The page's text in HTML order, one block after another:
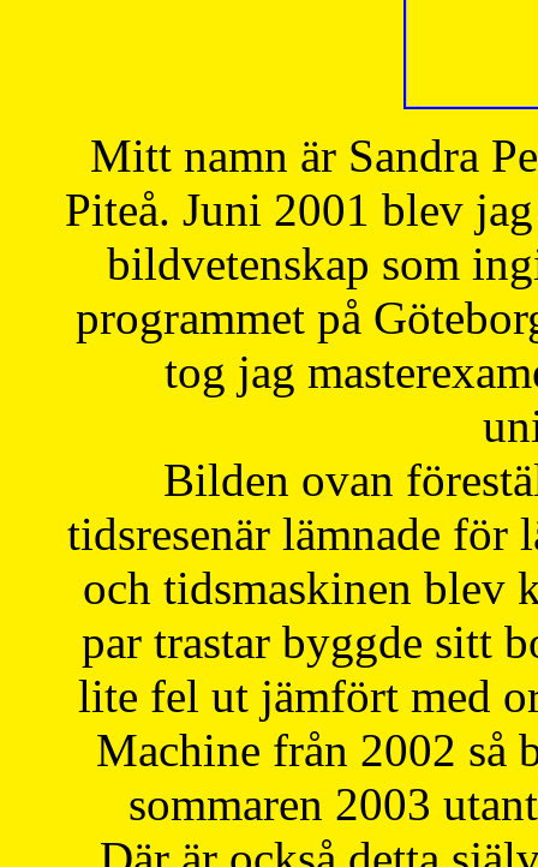
Mitt namn är Sandra
Piteå. Juni 2001 blev
bildvetenskap som
programmet på
tog jag
Bilden ovan
tidsresenär lämnade för
och tidsmaskinen blev
par trastar byggde sitt
lite fel ut jämfört med
Machine från 2002 så
sommaren 2003